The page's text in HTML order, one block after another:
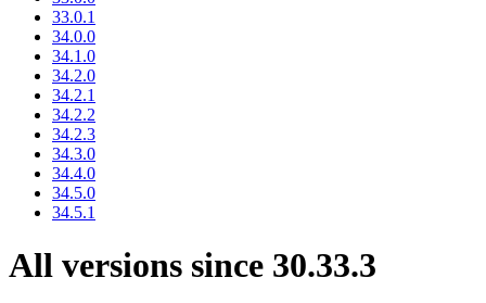
33.0.1
34.0.0
34.1.0
34.2.0
34.2.1
34.2.2
34.2.3
34.3.0
34.4.0
34.5.0
34.5.1
All versions since 30.33.3